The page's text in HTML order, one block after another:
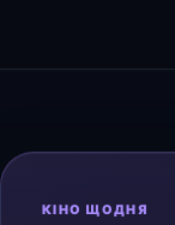
КІНО ЩОДНЯ